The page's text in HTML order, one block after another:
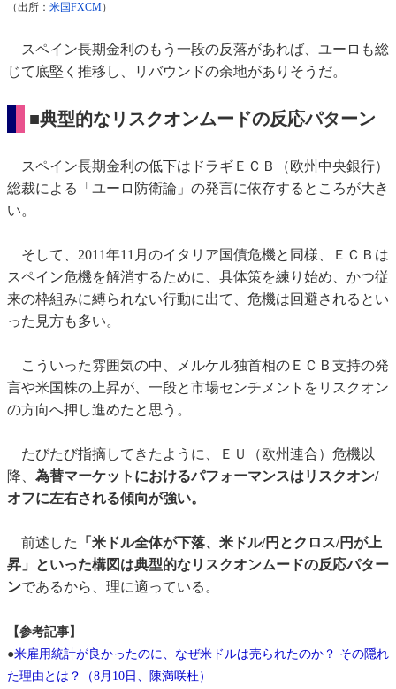
（出所： 米国FXCM）
スペイン長期金利のもう一段の反落があれば、ユーロも総
じて底堅く推移し、リバウンドの余地がありそうだ。
■典型的なリスクオンムードの反応パターン
スペイン長期金利の低下はドラギＥＣＢ（欧州中央銀行）
総裁による「ユーロ防衛論」の発言に依存するところが大き
い。
そして、2011年11月のイタリア国債危機と同様、ＥＣＢは
スペイン危機を解消するために、具体策を練り始め、かつ従
来の枠組みに縛られない行動に出て、危機は回避されるとい
った見方も多い。
こういった雰囲気の中、メルケル独首相のＥＣＢ支持の発
言や米国株の上昇が、一段と市場センチメントをリスクオン
の方向へ押し進めたと思う。
たびたび指摘してきたように、ＥＵ（欧州連合）危機以
降、 為替マーケットにおけるパフォーマンスはリスクオン/
オフに左右される傾向が強い。
前述した
「米ドル全体が下落、米ドル/円とクロス/円が上
昇」といった構図は典型的なリスクオンムードの反応パター
ンであるから、理に適っている。
【参考記事】
●米雇用統計が良かったのに、なぜ米ドルは売られたのか？ その隠れ
た理由とは？（8月10日、陳満咲杜）